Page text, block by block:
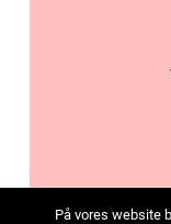
På vores website